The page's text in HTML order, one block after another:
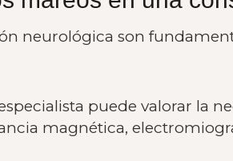
neurológica son
puede valorar la
magnética,